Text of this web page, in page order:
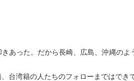
任を持つことです。
ようなものは一切感じられませんでし
しまい込み，この国の未来のことをひ
あった。だから長崎、広島、沖縄のよ
台湾籍の人たちのフォローまではでき